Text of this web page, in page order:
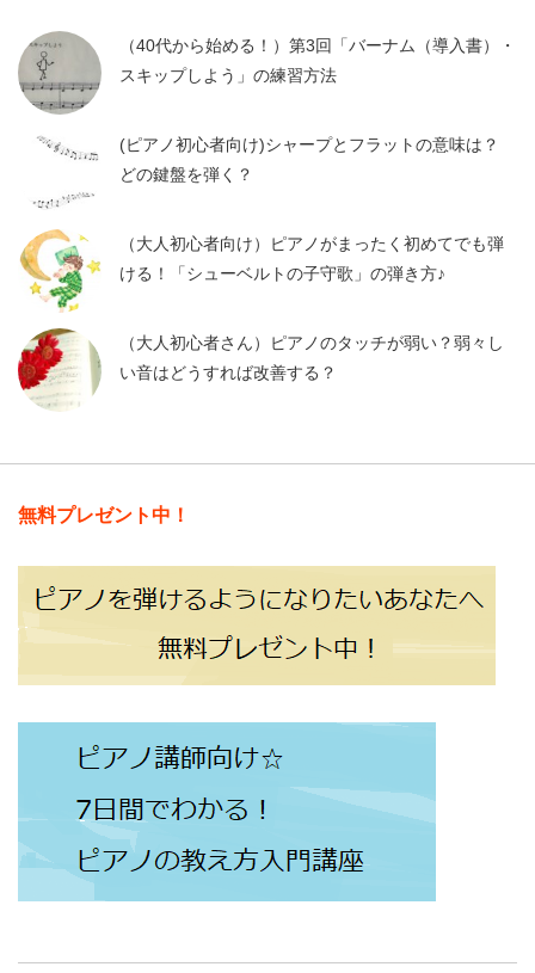
（40代から始める！）第3回「バーナム（導入書）・
スキップしよう」の練習方法
(ピアノ初心者向け)シャープとフラットの意味は？
どの鍵盤を弾く？
（大人初心者向け）ピアノがまったく初めてでも弾
ける！「シューベルトの子守歌」の弾き方♪
（大人初心者さん）ピアノのタッチが弱い？弱々し
い音はどうすれば改善する？
無料プレゼント中！